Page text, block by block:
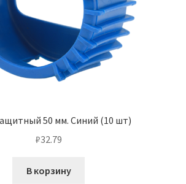
50 мм. Синий (10 шт)
₽32.79
В корзину